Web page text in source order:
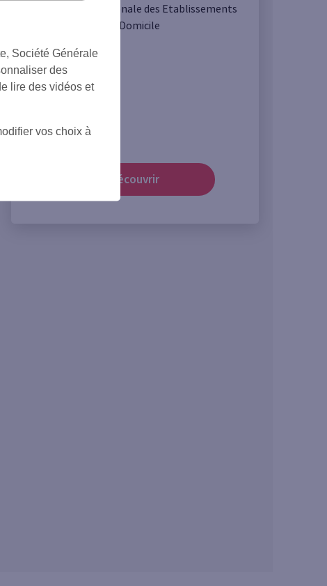
La Fédération Nationale des Etablissements
d’Hospitalisation à Domicile
Découvrir
Société Générale
des
lire des vidéos et
vos choix à